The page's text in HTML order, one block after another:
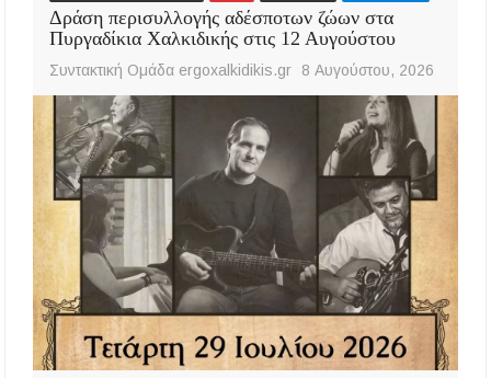
Δράση περισυλλογής αδέσποτων ζώων στα
Πυργαδίκια Χαλκιδικής στις 12 Αυγούστου
Συντακτική Ομάδα ergoxalkidikis.gr 8 Αυγούστου, 2026